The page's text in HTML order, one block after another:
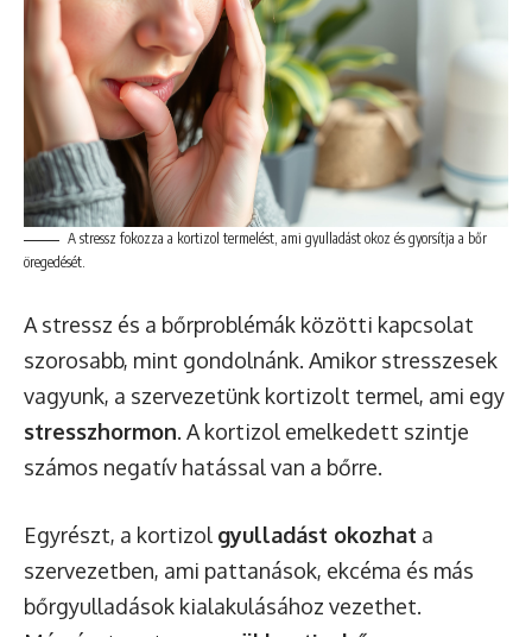
A stressz fokozza a kortizol termelést, ami gyulladást okoz és gyorsítja a bőr
öregedését.
A stressz és a bőrproblémák közötti kapcsolat
szorosabb, mint gondolnánk. Amikor stresszesek
vagyunk, a szervezetünk kortizolt termel, ami egy
stresszhormon. A kortizol emelkedett szintje
számos negatív hatással van a bőrre.
Egyrészt, a kortizol gyulladást okozhat a
szervezetben, ami pattanások, ekcéma és más
bőrgyulladások kialakulásához vezethet.